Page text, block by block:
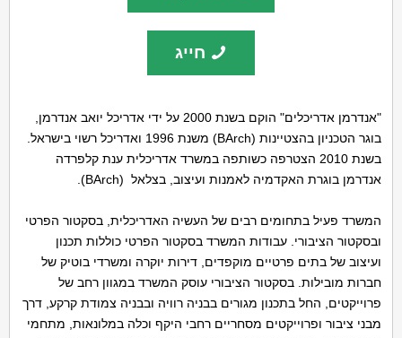
חייג
"אנדרמן אדריכלים" הוקם בשנת 2000 על ידי אדריכל יואב אנדרמן,
בוגר הטכניון בהצטיינות (BArch) משנת 1996 ואדריכל רשוי בישראל.
בשנת 2010 הצטרפה כשותפה במשרד אדריכלית ענת קלפרדה
אנדרמן בוגרת האקדמיה לאמנות ועיצוב, בצלאל (BArch).
המשרד פעיל בתחומים רבים של העשיה האדריכלית, בסקטור הפרטי
ובסקטור הציבורי. עבודות המשרד בסקטור הפרטי כוללות תכנון
ועיצוב של בתים פרטיים מוקפדים, דירות יוקרה ומשרדי בוטיק של
חברות מובילות. בסקטור הציבורי עוסק המשרד במגוון רחב של
פרוייקטים, החל בתכנון מגורים בבניה רוויה ובבניה צמודת קרקע, דרך
מבני ציבור ופרוייקטים מסחריים רחבי היקף וכלה במלונאות, מתחמי